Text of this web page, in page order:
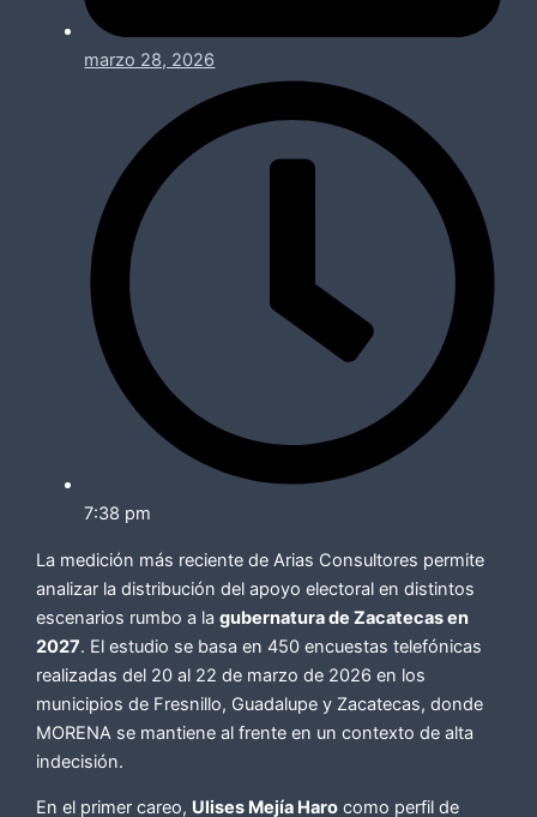
marzo 28, 2026
7:38 pm
La medición más reciente de Arias Consultores permite
analizar la distribución del apoyo electoral en distintos
escenarios rumbo a lagubernatura de Zacatecas en
2027. El estudio se basa en 450 encuestas telefónicas
realizadas del 20 al 22 de marzo de 2026 en los
municipios de Fresnillo, Guadalupe y Zacatecas, donde
MORENA se mantiene al frente en un contexto de alta
indecisión.
En el primer careo, Ulises Mejía Haro como perfil de